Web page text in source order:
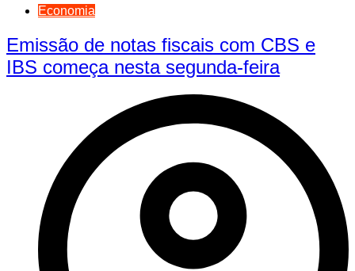
Economia
Emissão de notas fiscais com CBS e
IBS começa nesta segunda-feira